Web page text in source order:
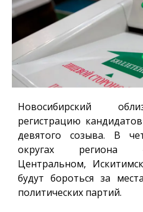
Новосибирский
регистрацию
девятого созыва. В
округах региона
Центральном,
будут бороться за
политических партий.